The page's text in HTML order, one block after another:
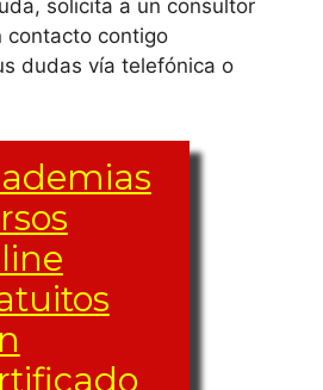
solicita a un consultor
contacto contigo
dudas vía telefónica o